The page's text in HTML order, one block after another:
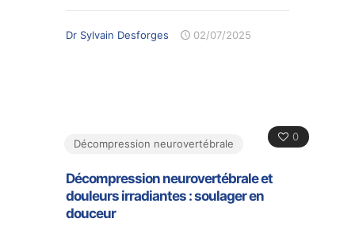
Dr Sylvain Desforges 02/07/2025
0
Décompression neurovertébrale
Décompression neurovertébrale et
douleurs irradiantes : soulager en
douceur